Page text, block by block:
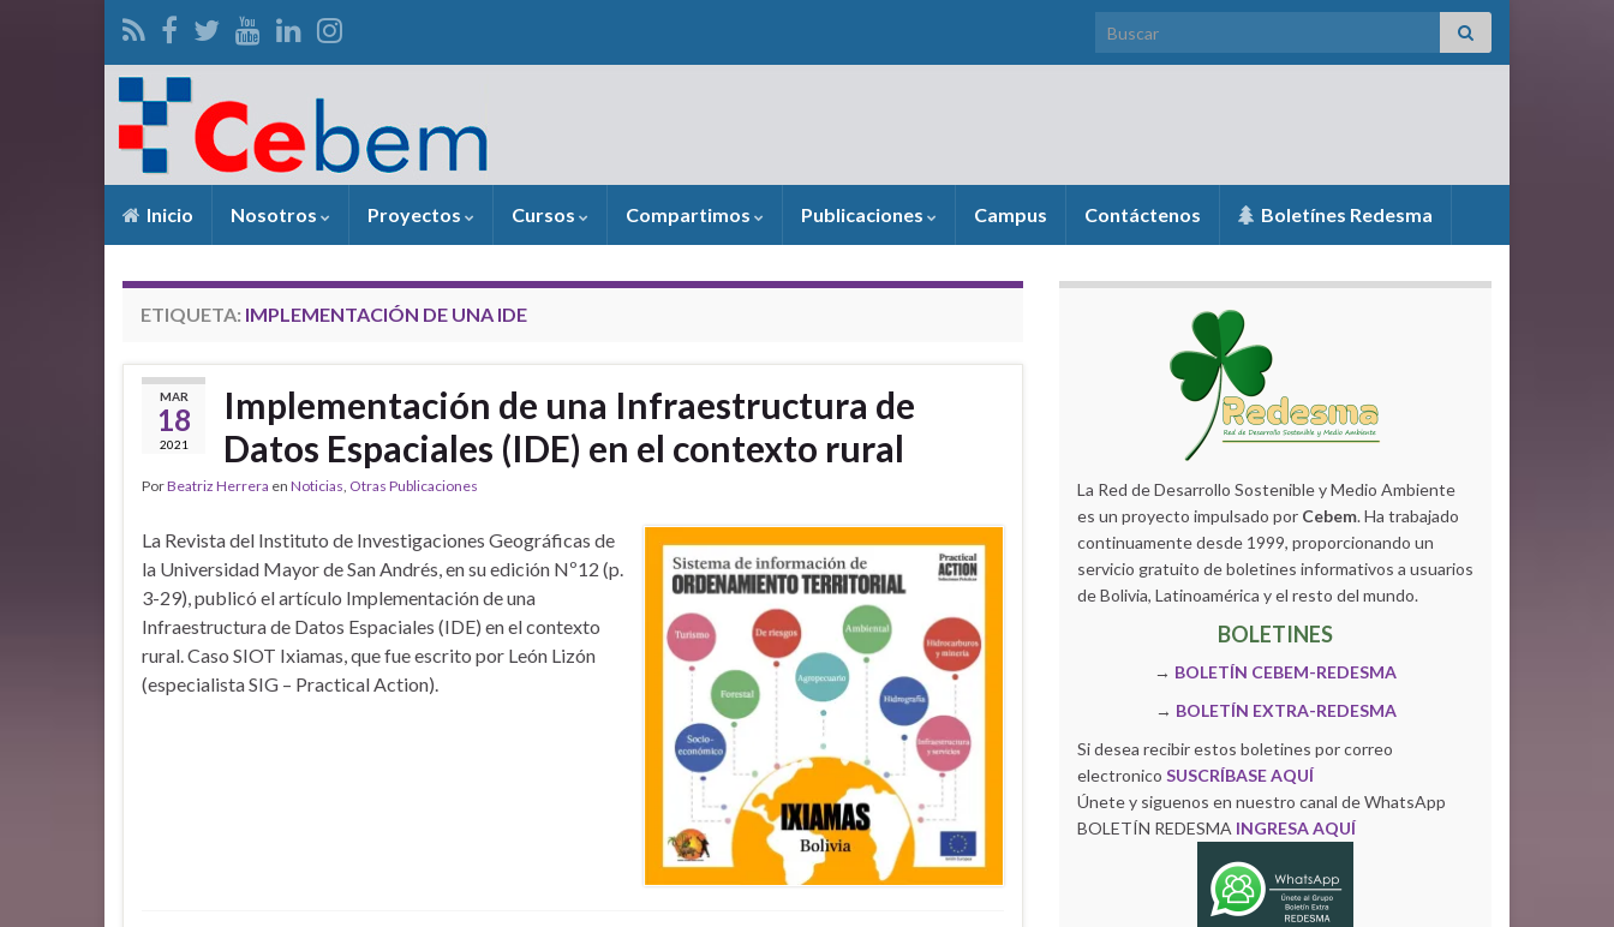
Search for:
Inicio Nosotros Proyectos Cursos Compartimos Publicaciones Campus Contáctenos Boletínes Redesma
ETIQUETA: IMPLEMENTACIÓN DE UNA IDE
MAR
18
2021
Implementación de una Infraestructura de
Datos Espaciales (IDE) en el contexto rural
PorBeatriz Herrera en Noticias, Otras Publicaciones
La Revista del Instituto de Investigaciones Geográficas de
la Universidad Mayor de San Andrés, en su edición Nº12 (p.
3-29), publicó el artículo Implementación de una
Infraestructura de Datos Espaciales (IDE) en el contexto
rural. Caso SIOT Ixiamas, que fue escrito por León Lizón
(especialista SIG – Practical Action).
La Red de Desarrollo Sostenible y Medio Ambiente
es un proyecto impulsado por Cebem. Ha trabajado
continuamente desde 1999, proporcionando un
servicio gratuito de boletines informativos a usuarios
de Bolivia, Latinoamérica y el resto del mundo.
BOLETINES
→ BOLETÍN CEBEM-REDESMA
→ BOLETÍN EXTRA-REDESMA
Si desea recibir estos boletines por correo
electronico SUSCRÍBASE AQUÍ
Únete y siguenos en nuestro canal de WhatsApp
BOLETÍN REDESMA INGRESA AQUÍ